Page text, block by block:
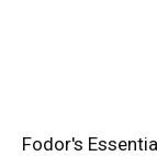
Fodor's